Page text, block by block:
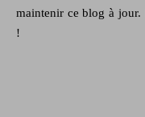
maintenir ce blog à jour.
!